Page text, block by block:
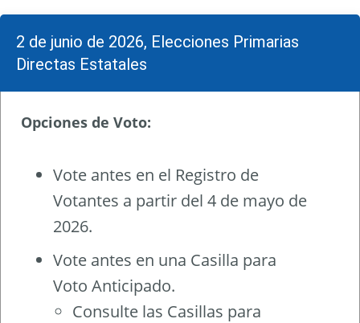
2 de junio de 2026, Elecciones Primarias
Directas Estatales
Opciones de Voto:
Vote antes en el Registro de
Votantes a partir del 4 de mayo de
2026.
Vote antes en una Casilla para
Voto Anticipado.
Consulte las Casillas para